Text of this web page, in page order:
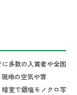
多数の入賞者や全国
地の空気や雰
室で銀塩モノクロ写